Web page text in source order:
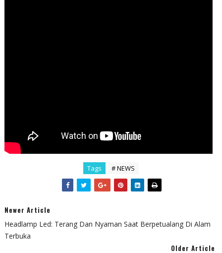
Tags # NEWS
Newer Article
Headlamp Led: Terang Dan Nyaman Saat Berpetualang Di Alam
Terbuka
Older Article